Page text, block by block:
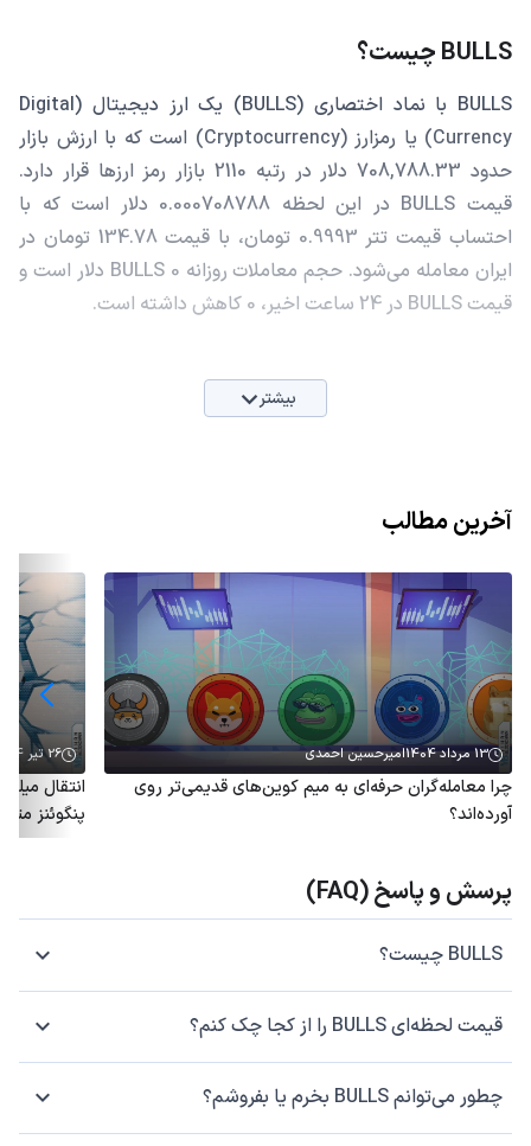
BULLS چیست؟
BULLS با نماد اختصاری (BULLS) یک ارز دیجیتال (Digital
Currency) یا رمزارز (Cryptocurrency) است که با ارزش بازار
حدود 708,788.33 دلار در رتبه 2110 بازار رمز ارزها قرار دارد.
قیمت BULLS در این لحظه 0.000708788 دلار است که با
احتساب قیمت تتر 0.9993 تومان، با قیمت 134.78 تومان در
ایران معامله می‌شود. حجم معاملات روزانه BULLS 0 دلار است و
قیمت BULLS در 24 ساعت اخیر، 0 کاهش داشته است.
بیشتر
آخرین مطالب
13 مرداد 1404 امیرحسین احمدی
چرا معامله‌گران حرفه‌ای به میم کوین‌های قدیمی‌تر روی
آورده‌اند؟
26 تیر 1404
پنگوئنز
پرسش و پاسخ (FAQ)
BULLS چیست؟
قیمت لحظه‌ای BULLS را از کجا چک کنم؟
چطور می‌توانم BULLS بخرم یا بفروشم؟